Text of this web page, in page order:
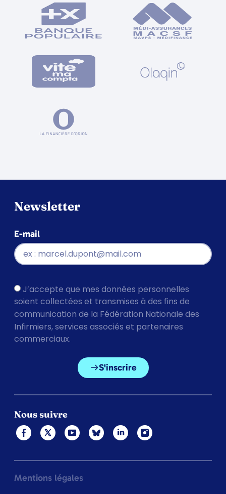
Newsletter
E-mail
J’accepte que mes données personnelles
soient collectées et transmises à des fins de
communication de la Fédération Nationale des
Infirmiers, services associés et partenaires
commerciaux.
S'inscrire
Nous suivre
Mentions légales